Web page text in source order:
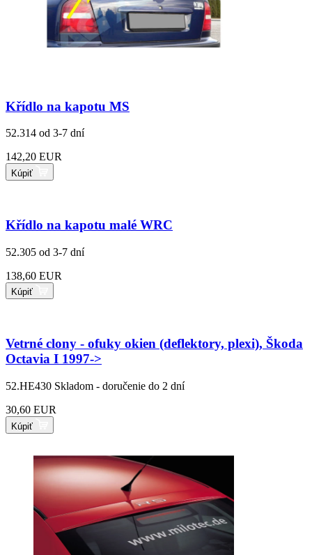
Křídlo na kapotu MS
52.314 od 3-7 dní
142,20 EUR
Kúpiť
Křídlo na kapotu malé WRC
52.305 od 3-7 dní
138,60 EUR
Kúpiť
Vetrné clony - ofuky okien (deflektory, plexi), Škoda
Octavia I 1997->
52.HE430 Skladom - doručenie do 2 dní
30,60 EUR
Kúpiť